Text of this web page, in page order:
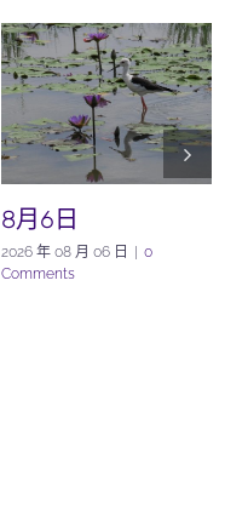
8月6日
2026 年 08 月 06 日 | 0
Comments